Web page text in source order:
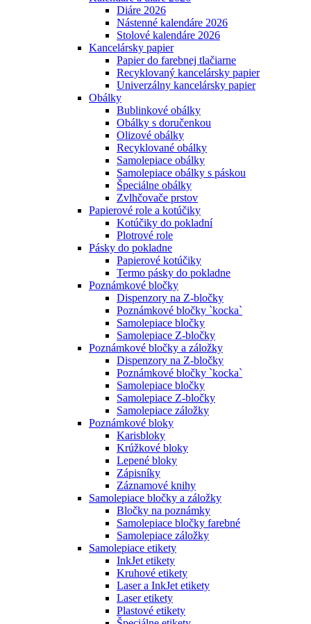
Diáre 2026
Nástenné kalendáre 2026
Stolové kalendáre 2026
Kancelársky papier
Papier do farebnej tlačiarne
Recyklovaný kancelársky papier
Univerzálny kancelársky papier
Obálky
Bublinkové obálky
Obálky s doručenkou
Olizové obálky
Recyklované obálky
Samolepiace obálky
Samolepiace obálky s páskou
Špeciálne obálky
Zvlhčovače prstov
Papierové role a kotúčiky
Kotúčiky do pokladní
Plotrové role
Pásky do pokladne
Papierové kotúčiky
Termo pásky do pokladne
Poznámkové bločky
Dispenzory na Z-bločky
Poznámkové bločky `kocka`
Samolepiace bločky
Samolepiace Z-bločky
Poznámkové bločky a záložky
Dispenzory na Z-bločky
Poznámkové bločky `kocka`
Samolepiace bločky
Samolepiace Z-bločky
Samolepiace záložky
Poznámkové bloky
Karisbloky
Krúžkové bloky
Lepené bloky
Zápisníky
Záznamové knihy
Samolepiace bločky a záložky
Bločky na poznámky
Samolepiace bločky farebné
Samolepiace záložky
Samolepiace etikety
InkJet etikety
Kruhové etikety
Laser a InkJet etikety
Laser etikety
Plastové etikety